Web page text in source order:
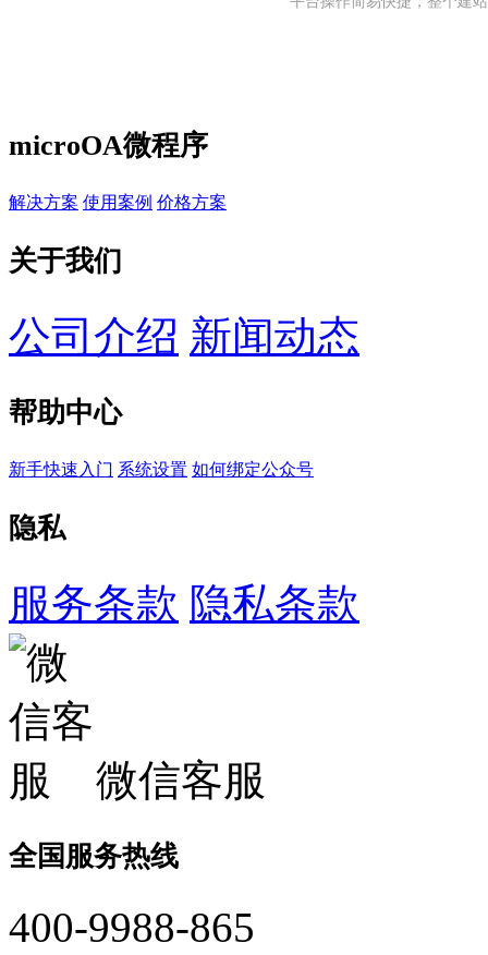
microOA微程序
解决方案 使用案例 价格方案
关于我们
公司介绍 新闻动态
帮助中心
新手快速入门 系统设置 如何绑定公众号
隐私
服务条款 隐私条款
微信客服
全国服务热线
400-9988-865